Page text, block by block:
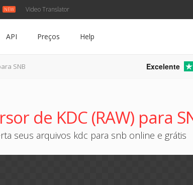
Video Translator
API Preços Help
SNB Excelente
de KDC (RAW) para
seus arquivos kdc para snb online e grátis